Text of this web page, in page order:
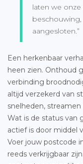
laten we
beschouwing,
aangesloten.”
Een herkenbaar
heen zien. Onthoud
verbinding
altijd verzekerd van
snelheden,
Wat is de status van
actief is door middel
Voer jouw postcode
reeds verkrijgbaar